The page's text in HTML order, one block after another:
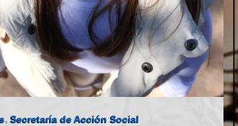
,Secretaría de Acción Social